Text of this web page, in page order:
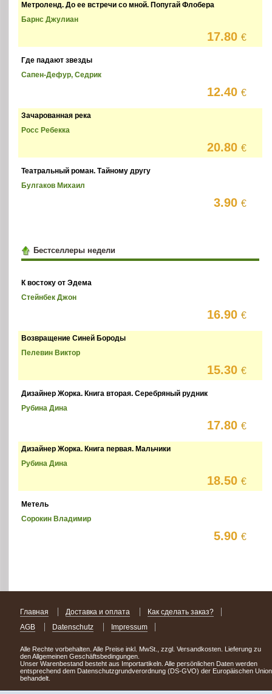
Метроленд. До ее встречи со мной. Попугай Флобера
Барнс Джулиан
17.80€
Где падают звезды
Сапен-Дефур, Седрик
12.40€
Зачарованная река
Росс Ребекка
20.80€
Театральный роман. Тайному другу
Булгаков Михаил
3.90€
Бестселлеры недели
К востоку от Эдема
Стейнбек Джон
16.90€
Возвращение Синей Бороды
Пелевин Виктор
15.30€
Дизайнер Жорка. Книга вторая. Серебряный рудник
Рубина Дина
17.80€
Дизайнер Жорка. Книга первая. Мальчики
Рубина Дина
18.50€
Метель
Сорокин Владимир
5.90€
Главная Доставка и оплата
Как сделать заказ?
AGB
Datenschutz Impressum
Alle Rechte vorbehalten. Alle Preise inkl. MwSt., zzgl. Versandkosten. Lieferung zu
den Allgemeinen Geschäftsbedingungen.
Unser Warenbestand besteht aus Importartikeln. Alle persönlichen Daten werden
entsprechend dem Datenschutzgrundverordnung (DS-GVO) der Europäischen Union
behandelt.